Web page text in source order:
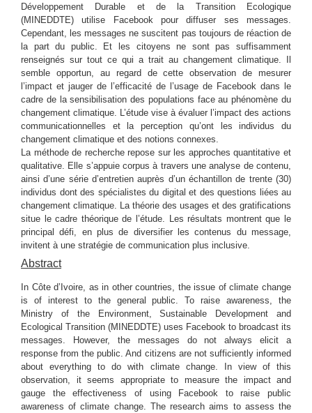
Développement Durable et de la Transition Ecologique
(MINEDDTE) utilise Facebook pour diffuser ses messages.
Cependant, les messages ne suscitent pas toujours de réaction de
la part du public. Et les citoyens ne sont pas suffisamment
renseignés sur tout ce qui a trait au changement climatique. Il
semble opportun, au regard de cette observation de mesurer
l’impact et jauger de l’efficacité de l’usage de Facebook dans le
cadre de la sensibilisation des populations face au phénomène du
changement climatique. L’étude vise à évaluer l’impact des actions
communicationnelles et la perception qu’ont les individus du
changement climatique et des notions connexes.
La méthode de recherche repose sur les approches quantitative et
qualitative. Elle s’appuie corpus à travers une analyse de contenu,
ainsi d’une série d’entretien auprès d’un échantillon de trente (30)
individus dont des spécialistes du digital et des questions liées au
changement climatique. La théorie des usages et des gratifications
situe le cadre théorique de l’étude. Les résultats montrent que le
principal défi, en plus de diversifier les contenus du message,
invitent à une stratégie de communication plus inclusive.
Abstract
In Côte d’Ivoire, as in other countries, the issue of climate change
is of interest to the general public. To raise awareness, the
Ministry of the Environment, Sustainable Development and
Ecological Transition (MINEDDTE) uses Facebook to broadcast its
messages. However, the messages do not always elicit a
response from the public. And citizens are not sufficiently informed
about everything to do with climate change. In view of this
observation, it seems appropriate to measure the impact and
gauge the effectiveness of using Facebook to raise public
awareness of climate change. The research aims to assess the